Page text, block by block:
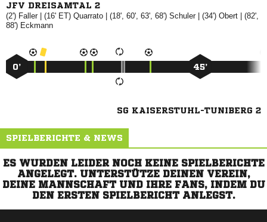
JFV DREISAMTAL 2
(2') | (16' ET)  | (18', 60', 63', 68') | (34')  | (82',
88') 
0’ 45’
SG KAISERSTUHL-TUNIBERG 2
SPIELBERICHTE & NEWS
ES WURDEN LEIDER NOCH KEINE SPIELBERICHTE
ANGELEGT. UNTERSTÜTZE DEINEN VEREIN,
DEINE MANNSCHAFT UND IHRE FANS, INDEM DU
DEN ERSTEN SPIELBERICHT ANLEGST.